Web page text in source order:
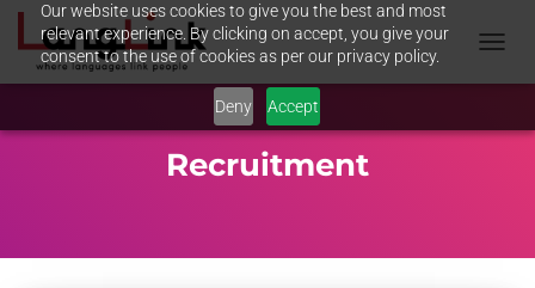
Our website uses cookies to give you the best and most
relevant experience. By clicking on accept, you give your
consent to the use of cookies as per our privacy policy.
Deny Accept
Recruitment